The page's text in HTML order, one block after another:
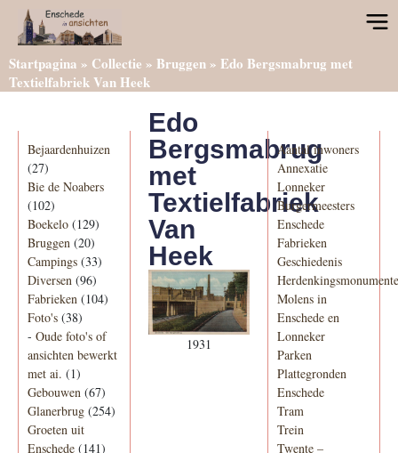
Startpagina » Collectie » Bruggen» Edo Bergsmabrug met
Textielfabriek Van Heek
Bejaardenhuizen
(27)
Bie de Noabers
(102)
Boekelo (129)
Bruggen (20)
Campings (33)
Diversen (96)
Fabrieken (104)
Foto's (38)
- Oude foto's of
ansichten bewerkt
met ai. (1)
Gebouwen (67)
Glanerbrug (254)
Groeten uit
Enschede (141)
Edo
Bergsmabrug
met
Textielfabriek
Van
Heek
1931
Aantal inwoners
Annexatie
Lonneker
Burgermeesters
Enschede
Fabrieken
Geschiedenis
Molens in
Enschede en
Lonneker
Parken
Plattegronden
Enschede
Tram
Trein
Twente –